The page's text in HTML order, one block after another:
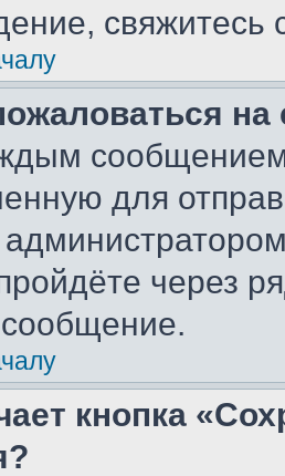
сообщением
для
через
кнопка